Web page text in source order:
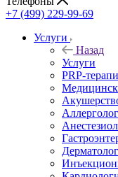
+7 (499) 229-99-69
Услуги
Назад
Услуги
PRP-